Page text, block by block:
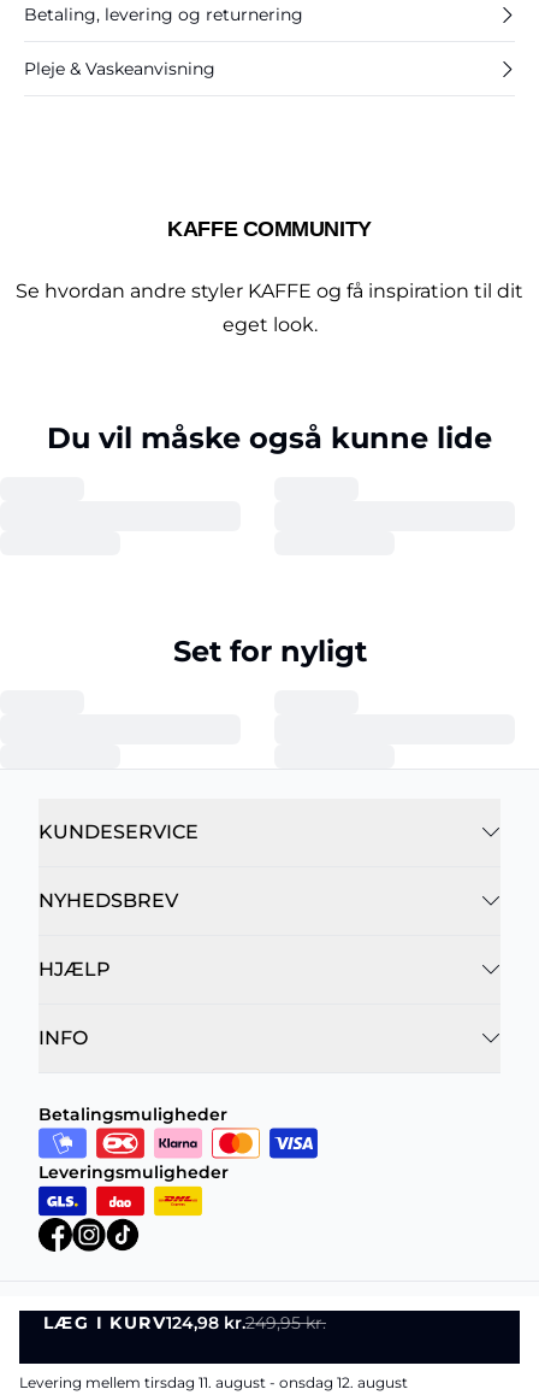
LÆG I KURV124,98 kr.249,95 kr.
LÆG I KURV
Levering mellem tirsdag 11. august - onsdag 12. august
Betaling, levering og returnering
Pleje & Vaskeanvisning
KAFFE COMMUNITY
Se hvordan andre styler KAFFE og få inspiration til dit
eget look.
Du vil måske også kunne lide
Set for nyligt
KUNDESERVICE
NYHEDSBREV
HJÆLP
INFO
Betalingsmuligheder
Leveringsmuligheder
Privatlivspolitik Vilkår og betingelser
©DK Company Online A/S 2026